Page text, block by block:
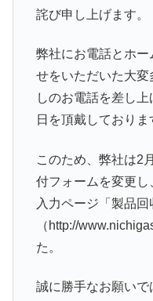
詫び申し上げます。
弊社にお電話とホ
せをいただいた大
しのお電話を差し
日を頂戴しておりま
このため、弊社は2
付フォームを変更
入力ページ「製品回
（http://
た。
誠に勝手なお願い